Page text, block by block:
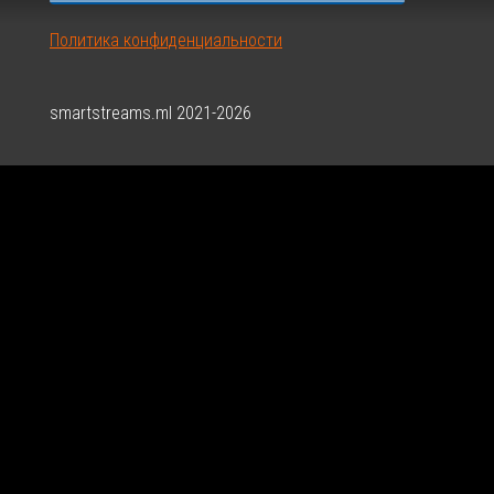
Политика конфиденциальности
smartstreams.ml 2021-2026